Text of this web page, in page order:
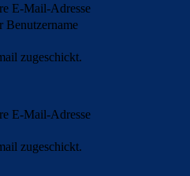
E-Mail-Adresse
Benutzername
zugeschickt.
E-Mail-Adresse
zugeschickt.